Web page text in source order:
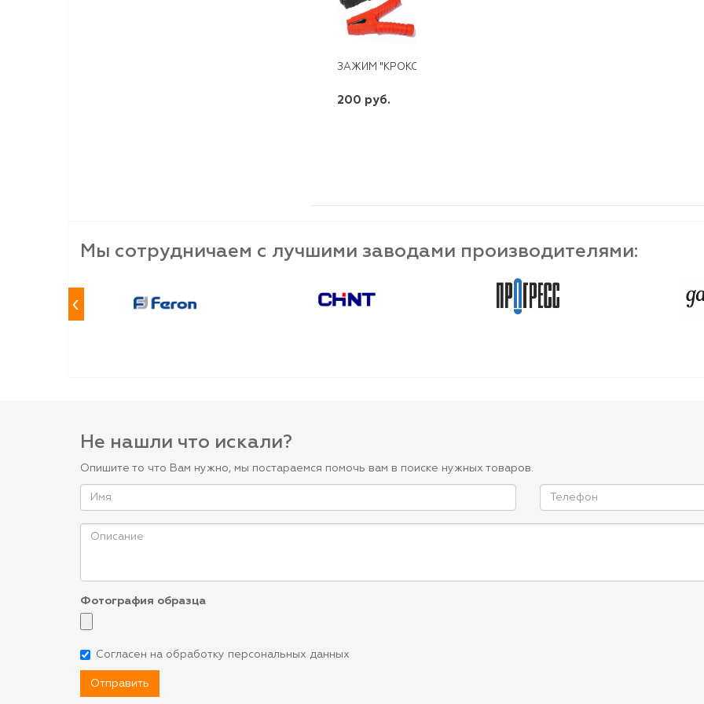
ЗАЖИМ "КРОКОДИЛ" 200ММ 500А
200 руб.
Мы сотрудничаем с лучшими заводами производителями:
‹
Не нашли что искали?
Опишите то что Вам нужно, мы постараемся помочь вам в поиске нужных товаров.
Фотография образца
Согласен на обработку персональных данных
Отправить